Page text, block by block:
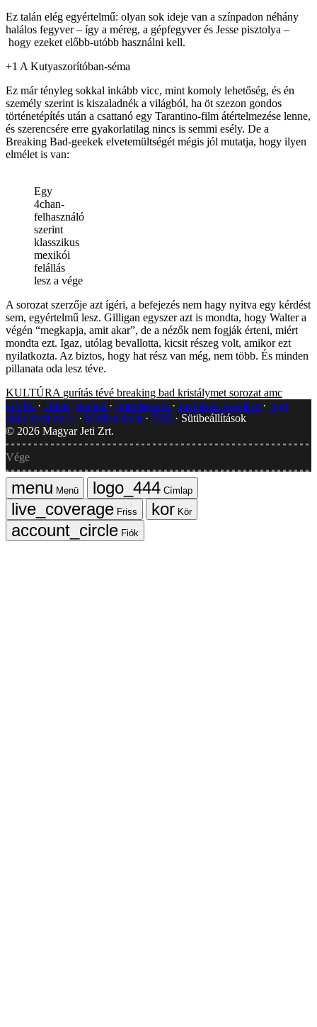
Ez talán elég egyértelmű: olyan sok ideje van a színpadon néhány
halálos fegyver – így a méreg, a gépfegyver és Jesse pisztolya –
hogy ezeket előbb-utóbb használni kell.
+1 A Kutyaszorítóban-séma
Ez már tényleg sokkal inkább vicc, mint komoly lehetőség, és én
személy szerint is kiszaladnék a világból, ha öt szezon gondos
történetépítés után a csattanó egy Tarantino-film átértelmezése lenne,
és szerencsére erre gyakorlatilag nincs is semmi esély. De a
Breaking Bad-geekek elvetemültségét mégis jól mutatja, hogy ilyen
elmélet is van:
Egy
4chan-
felhasználó
szerint
klasszikus
mexikói
felállás
lesz a vége
A sorozat szerzője azt ígéri, a befejezés nem hagy nyitva egy kérdést
sem, egyértelmű lesz. Gilligan egyszer azt is mondta, hogy Walter a
végén “megkapja, amit akar”, de a nézők nem fogják érteni, miért
mondta ezt. Igaz, utólag bevallotta, kicsit részeg volt, amikor ezt
nyilatkozta. Az biztos, hogy hat rész van még, nem több. És minden
pillanata oda lesz téve.
KULTÚRA gurítás tévé breaking bad kristálymet sorozat amc
GYIK
Hibát jelentek Impresszum Javítások kezelése
Jogi
dokumentumok
Médiaajánlat RSS
Sütibeállítások
© 2026 Magyar Jeti Zrt.
Vége
Menü
Címlap
Friss
Kör
Fiók